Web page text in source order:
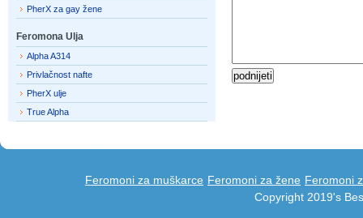
PherX za gay žene
Feromona Ulja
Alpha A314
Privlačnost nafte
PherX ulje
True Alpha
Feromoni za muškarce Feromoni za žene Feromoni
Copyright 2019's